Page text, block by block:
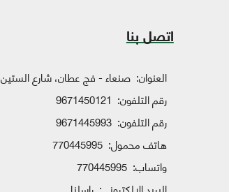
اتصل بنا
العنوان: صنعاء - فج عطان، شارع الستين
رقم التلفون: 9671450121
رقم التلفون: 9671445993
هاتف محمول: 770445995
واتساب: 770445995